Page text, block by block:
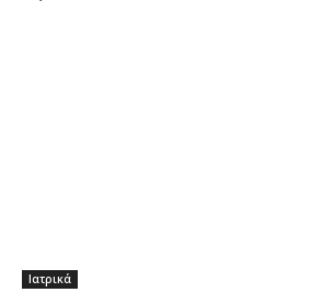
Ιατρικά